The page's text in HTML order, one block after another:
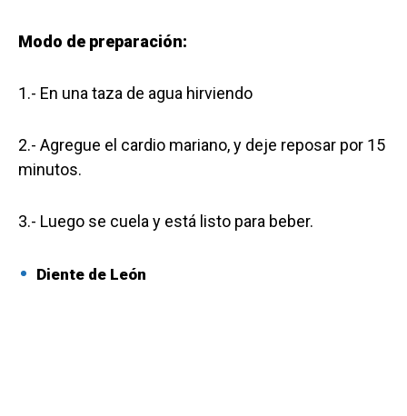
Modo de preparación:
1.- En una taza de agua hirviendo
2.- Agregue el cardio mariano, y deje reposar por 15
minutos.
3.- Luego se cuela y está listo para beber.
Diente de León